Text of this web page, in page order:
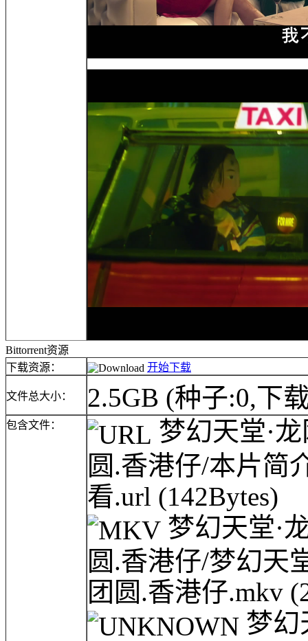
Bittorrent资源
下载资源：
开始下载
文件总大小： 2.5GB (种子:0,下
包含文件：
梦幻天堂·
圆.香港仔/本片简
看.url (142Bytes)
梦幻天堂·
圆.香港仔/梦幻天
团圆.香港仔.mkv
梦幻